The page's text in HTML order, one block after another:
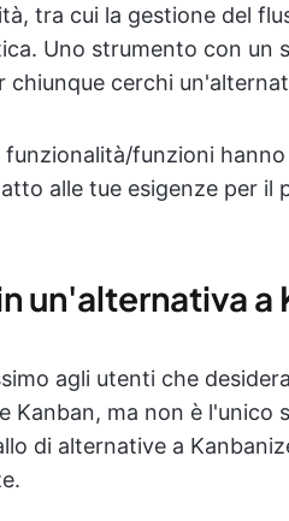
tra cui la gestione del
Uno strumento con un
chiunque cerchi
funzionalità/funzioni
alle tue esigenze per il
un'alternativa a
agli utenti che
Kanban, ma non è l'unico
di alternative a